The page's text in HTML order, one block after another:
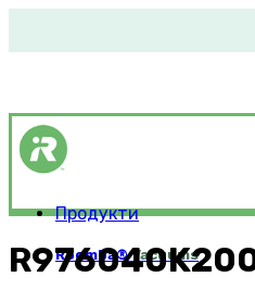
Продукти
Roomba®Vacuums